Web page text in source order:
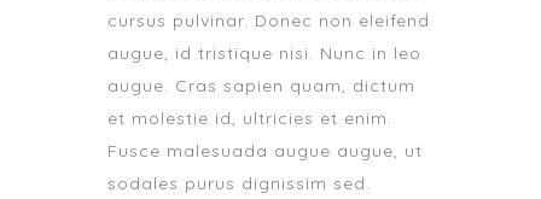
cursus pulvinar. Donec non eleifend
augue, id tristique nisi. Nunc in leo
augue. Cras sapien quam, dictum
et molestie id, ultricies et enim.
Fusce malesuada augue augue, ut
sodales purus dignissim sed.